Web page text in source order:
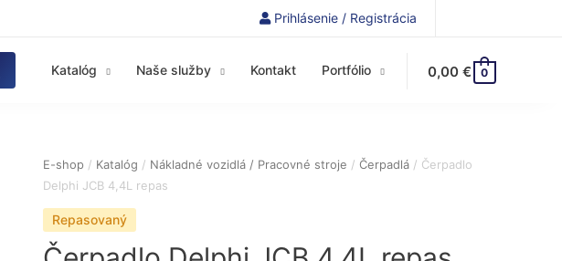
Prihlásenie / Registrácia
Katalóg Naše služby Kontakt Portfólio 0,00 € 0
E-shop / Katalóg / Nákladné vozidlá / Pracovné stroje /Čerpadlá / Čerpadlo
Delphi JCB 4,4L repas
Repasovaný